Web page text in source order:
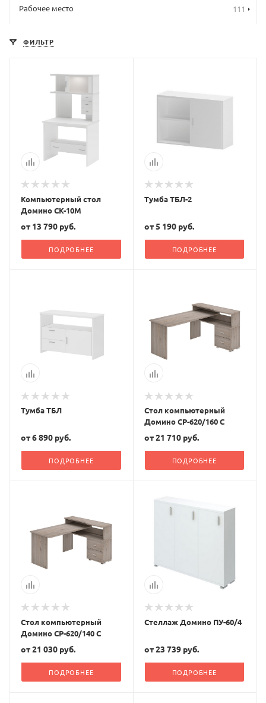
Рабочее место 111
ФИЛЬТР
Компьютерный стол
Домино СК-10М
от 13 790 руб.
ПОДРОБНЕЕ
Тумба ТБЛ-2
от5 190 руб.
ПОДРОБНЕЕ
Тумба ТБЛ
от6 890 руб.
ПОДРОБНЕЕ
Стол компьютерный
Домино СР-620/160 С
от21 710 руб.
ПОДРОБНЕЕ
Стол компьютерный
Домино СР-620/140 С
от21 030 руб.
ПОДРОБНЕЕ
Стеллаж Домино ПУ-60/4
от23 739 руб.
ПОДРОБНЕЕ